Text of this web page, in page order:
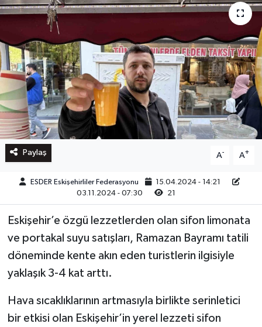
Paylaş A- A+
ESDER Eskişehirliler Federasyonu
15.04.2024 - 14:21
03.11.2024 - 07:30
21
Eskişehir’e özgü lezzetlerden olan sifon limonata
ve portakal suyu satışları, Ramazan Bayramı tatili
döneminde kente akın eden turistlerin ilgisiyle
yaklaşık 3-4 kat arttı.
Hava sıcaklıklarının artmasıyla birlikte serinletici
bir etkisi olan Eskişehir’in yerel lezzeti sifon